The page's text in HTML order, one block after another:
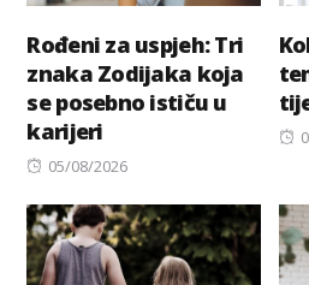
Rođeni za uspjeh: Tri
znaka Zodijaka koja
se posebno ističu u
karijeri
Posted
05/08/2026